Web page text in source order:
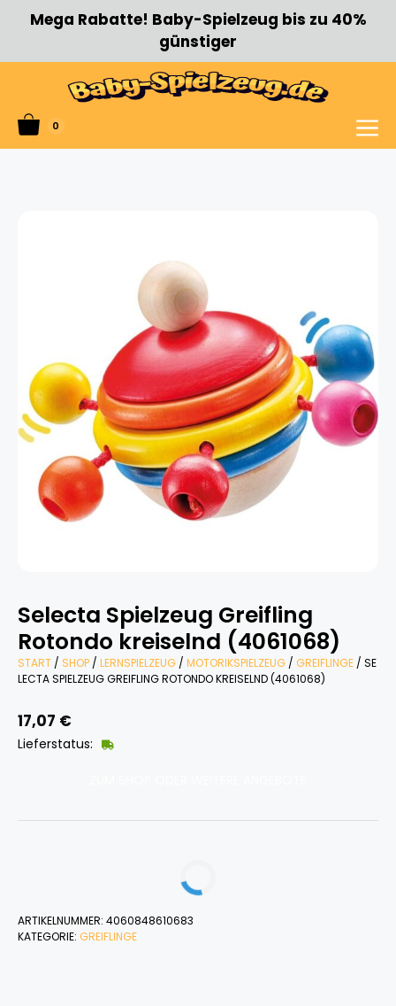
Zum
Inhalt
Mega Rabatte! Baby-Spielzeug bis zu 40%
günstiger
0
Menü
Selecta Spielzeug Greifling
Rotondo kreiselnd (4061068)
START / SHOP / LERNSPIELZEUG / MOTORIKSPIELZEUG / GREIFLINGE / SE
LECTA SPIELZEUG GREIFLING ROTONDO KREISELND (4061068)
17,07 €
Lieferstatus:
ARTIKELNUMMER: 4060848610683
KATEGORIE: GREIFLINGE